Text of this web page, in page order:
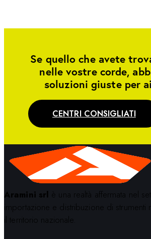
Se quello che avete
nelle vostre corde,
soluzioni giuste per
CENTRI CONSIGLIATI
Aramini srl è una realtà affermata nel
importazione e distribuzione di strumenti
il territorio nazionale.